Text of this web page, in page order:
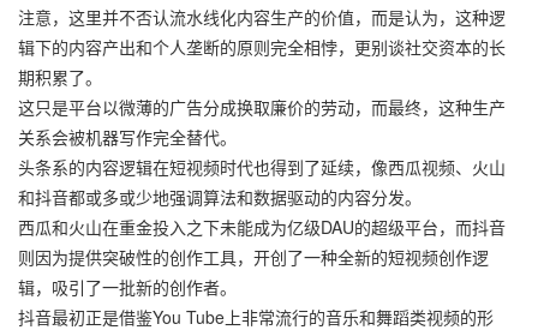
注意，这里并不否认流水线化内容生产的价值，而是认为，这种逻
辑下的内容产出和个人垄断的原则完全相悖，更别谈社交资本的长
期积累了。
这只是平台以微薄的广告分成换取廉价的劳动，而最终，这种生产
关系会被机器写作完全替代。
头条系的内容逻辑在短视频时代也得到了延续，像西瓜视频、火山
和抖音都或多或少地强调算法和数据驱动的内容分发。
西瓜和火山在重金投入之下未能成为亿级DAU的超级平台，而抖音
则因为提供突破性的创作工具，开创了一种全新的短视频创作逻
辑，吸引了一批新的创作者。
抖音最初正是借鉴You Tube上非常流行的音乐和舞蹈类视频的形